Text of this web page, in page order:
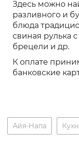
Здесь можно
разливного и
блюда
свиная рулька
брецели и др.
К оплате
банковские
Айя-Напа